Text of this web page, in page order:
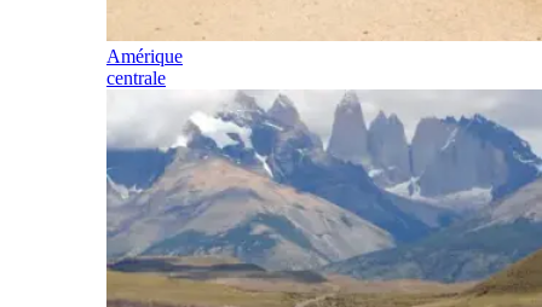
Amérique
centrale